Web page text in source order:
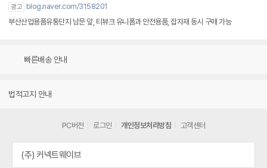
광고
blog.naver.com/3158201
부산산업용품유통단지 남문 앞, 티뷰크 유니폼과 안전용품, 잡자재 동시 구매 가능
빠른배송 안내
법적고지 안내
PC버전 로그인 개인정보처리방침 고객센터
(주) 커넥트웨이브